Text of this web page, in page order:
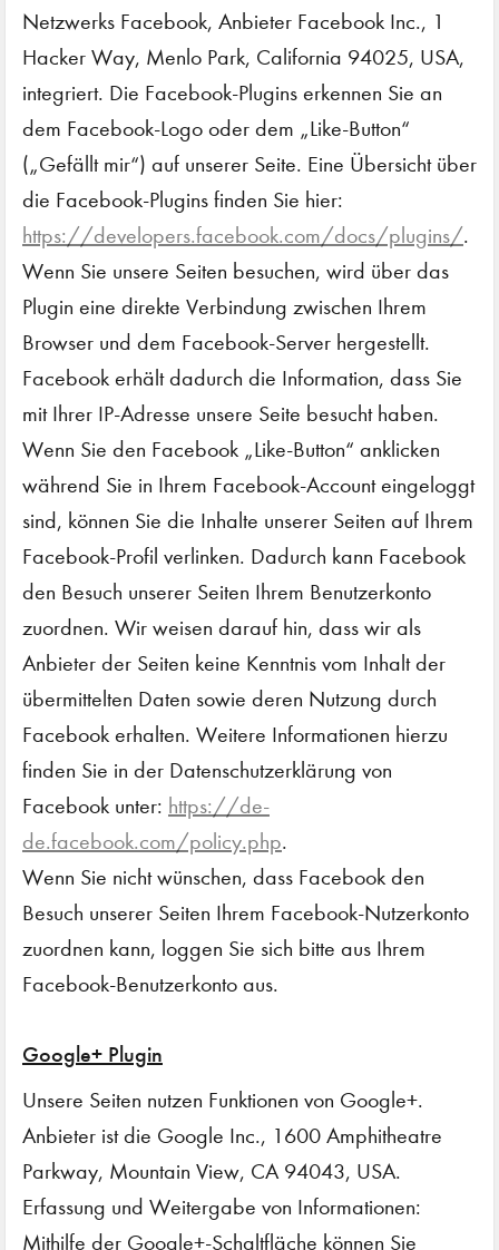
Netzwerks Facebook, Anbieter Facebook Inc., 1
Hacker Way, Menlo Park, California 94025, USA,
integriert. Die Facebook-Plugins erkennen Sie an
dem Facebook-Logo oder dem „Like-Button“
(„Gefällt mir“) auf unserer Seite. Eine Übersicht über
die Facebook-Plugins finden Sie hier:
https://developers.facebook.com/docs/plugins/.
Wenn Sie unsere Seiten besuchen, wird über das
Plugin eine direkte Verbindung zwischen Ihrem
Browser und dem Facebook-Server hergestellt.
Facebook erhält dadurch die Information, dass Sie
mit Ihrer IP-Adresse unsere Seite besucht haben.
Wenn Sie den Facebook „Like-Button“ anklicken
während Sie in Ihrem Facebook-Account eingeloggt
sind, können Sie die Inhalte unserer Seiten auf Ihrem
Facebook-Profil verlinken. Dadurch kann Facebook
den Besuch unserer Seiten Ihrem Benutzerkonto
zuordnen. Wir weisen darauf hin, dass wir als
Anbieter der Seiten keine Kenntnis vom Inhalt der
übermittelten Daten sowie deren Nutzung durch
Facebook erhalten. Weitere Informationen hierzu
finden Sie in der Datenschutzerklärung von
Facebook unter: https://de-
de.facebook.com/policy.php.
Wenn Sie nicht wünschen, dass Facebook den
Besuch unserer Seiten Ihrem Facebook-Nutzerkonto
zuordnen kann, loggen Sie sich bitte aus Ihrem
Facebook-Benutzerkonto aus.
Google+ Plugin
Unsere Seiten nutzen Funktionen von Google+.
Anbieter ist die Google Inc., 1600 Amphitheatre
Parkway, Mountain View, CA 94043, USA.
Erfassung und Weitergabe von Informationen:
Mithilfe der Google+-Schaltfläche können Sie